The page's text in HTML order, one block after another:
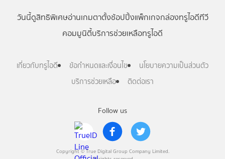
Follow us
Copyright © True Digital Group Company Limited.
วันนี้ดูสิทธิพิเศษอ่านเกมตาตั้งช้อปปิ้งแพ็กเกจกล่องทรูไอดีทีวี
คอมมูนิตี้บริการช่วยเหลือทรูไอดี
เกี่ยวกับทรูไอดี ข้อกำหนดและเงื่อนไข
นโยบายความเป็นส่วนตัว
บริการช่วยเหลือ
ติดต่อเรา